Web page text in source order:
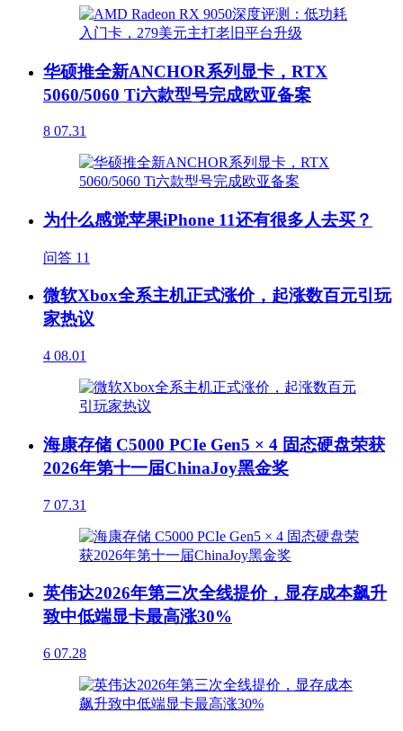
华硕推全新ANCHOR系列显卡，RTX
5060/5060 Ti六款型号完成欧亚备案
8 07.31
为什么感觉苹果iPhone 11还有很多人去买？
问答 11
微软Xbox全系主机正式涨价，起涨数百元引玩
家热议
4 08.01
海康存储 C5000 PCIe Gen5 × 4 固态硬盘荣获
2026年第十一届ChinaJoy黑金奖
7 07.31
英伟达2026年第三次全线提价，显存成本飙升
致中低端显卡最高涨30%
6 07.28